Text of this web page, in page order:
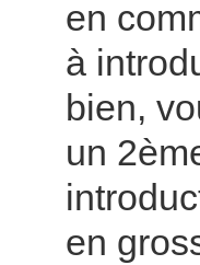
en
à
bien,
un
en